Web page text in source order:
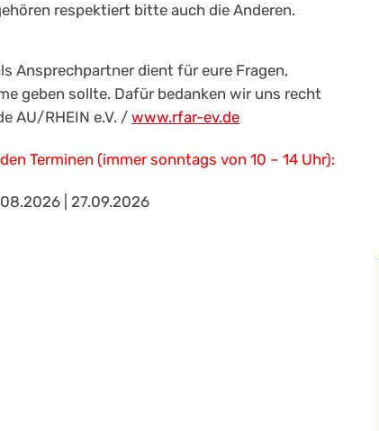
respektiert bitte auch die Anderen.
Ansprechpartner dient für eure Fragen,
geben sollte. Dafür bedanken wir uns recht
AU/RHEIN e.V. /www.rfar-ev.de
Terminen (immer sonntags von 10 – 14 Uhr):
| 27.09.2026